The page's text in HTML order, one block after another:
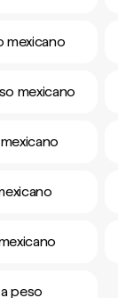
mexicano
mexicano
peso